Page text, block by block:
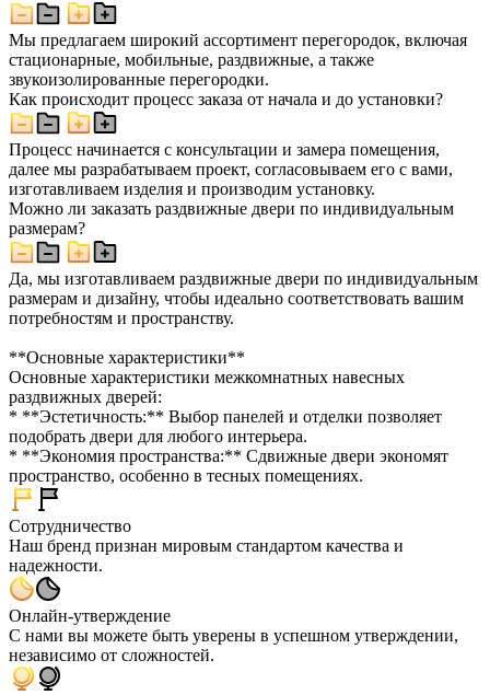
Мы предлагаем широкий ассортимент перегородок, включая
стационарные, мобильные, раздвижные, а также
звукоизолированные перегородки.
Как происходит процесс заказа от начала и до установки?
Процесс начинается с консультации и замера помещения,
далее мы разрабатываем проект, согласовываем его с вами,
изготавливаем изделия и производим установку.
Можно ли заказать раздвижные двери по индивидуальным
размерам?
Да, мы изготавливаем раздвижные двери по индивидуальным
размерам и дизайну, чтобы идеально соответствовать вашим
потребностям и пространству.
**Основные характеристики**
Основные характеристики межкомнатных навесных
раздвижных дверей:
* **Эстетичность:** Выбор панелей и отделки позволяет
подобрать двери для любого интерьера.
* **Экономия пространства:** Сдвижные двери экономят
пространство, особенно в тесных помещениях.
Сотрудничество
Наш бренд признан мировым стандартом качества и
надежности.
Онлайн-утверждение
С нами вы можете быть уверены в успешном утверждении,
независимо от сложностей.